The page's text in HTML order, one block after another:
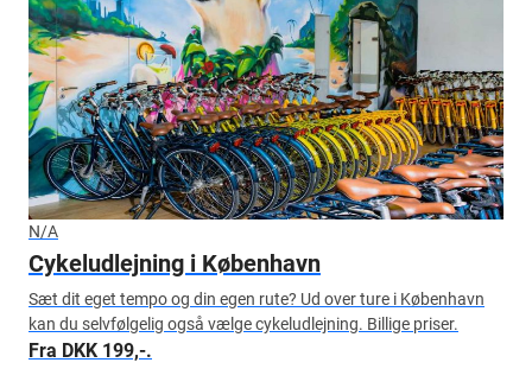
N/A
Cykeludlejning i København
Sæt dit eget tempo og din egen rute? Ud over ture i København
kan du selvfølgelig også vælge cykeludlejning. Billige priser.
Fra DKK 199,-.